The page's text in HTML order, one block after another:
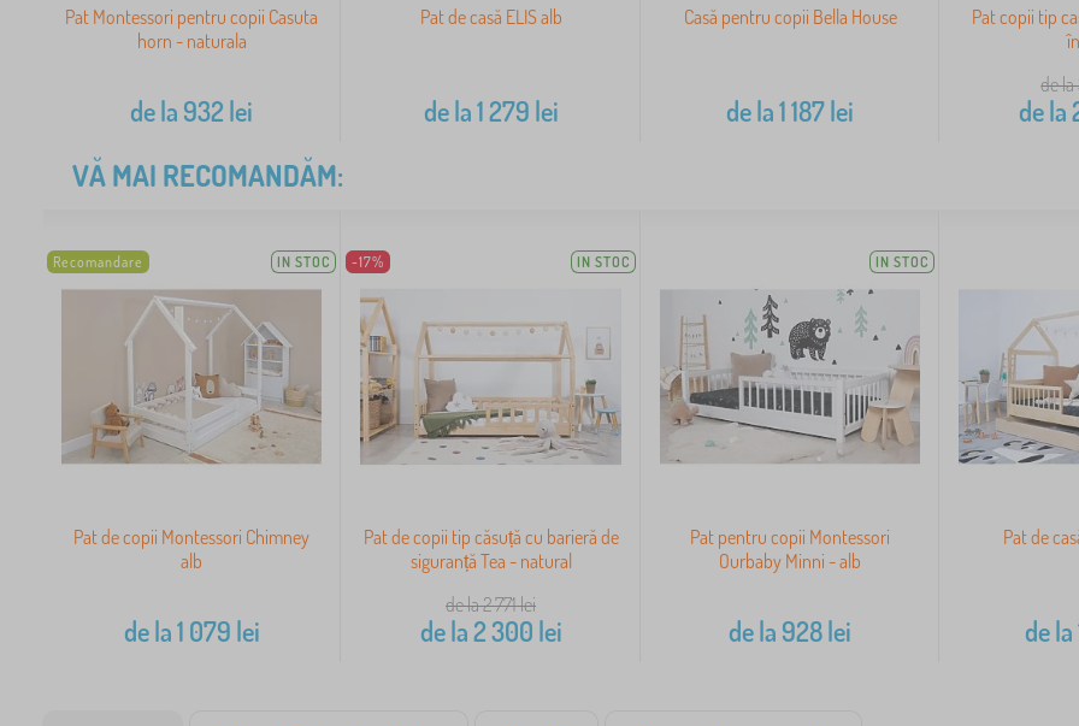
Pat Montessori pentru copii Casuta
horn - naturala
de la 932 lei
Pat de casă ELIS alb
de la1 279 lei
Casă pentru copii Bella House
de la1 187lei
Pat copii tip
de
de la
VĂ MAI RECOMANDĂM:
Recomandare IN STOC
Pat de copii Montessori Chimney
alb
de la1 079 lei
-17% IN STOC
Pat de copii tip căsuță cu barieră de
siguranță Tea - natural
de la 2 771lei
de la2 300 lei
IN STOC
Pat pentru copii Montessori
Ourbaby Minni - alb
de la 928lei
Pat de
de la